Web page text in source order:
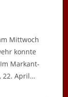
Mittwoch
konnte
Markant-
22. April…